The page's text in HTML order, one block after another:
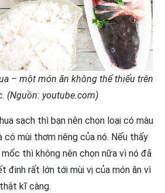
– một món ăn không thể thiếu trên
(Nguồn: youtube.com)
sạch thì bạn nên chọn loại có màu
có mùi thơm riêng của nó. Nếu thấy
thì không nên chọn nữa vì nó đã
đinh rất lớn tới mùi vị của món ăn vì
kĩ càng.